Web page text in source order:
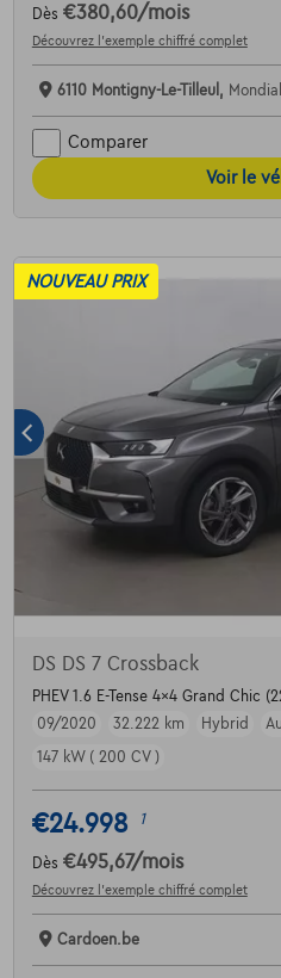
Dès €380,60/mois
Découvrez l’exemple chiffré complet
6110 Montigny-Le-Tilleul,
Comparer
Voir le
NOUVEAU PRIX
DS DS 7 Crossback
PHEV 1.6 E-Tense 4x4 Grand Chic
09/2020
32.222 km Hybrid
147 kW ( 200 CV )
€24.998 1
Dès €495,67/mois
Découvrez l’exemple chiffré complet
Cardoen.be